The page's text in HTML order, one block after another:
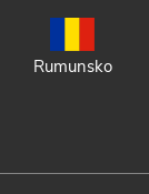
Rumunsko